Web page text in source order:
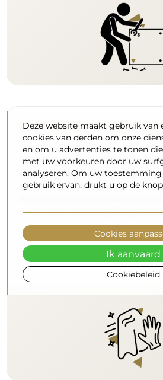
Lees meer tips op onze blog.
Levering aan huis
uw pakket rechtstreeks aan uw deur
meerprijs van € 40,- bieden wij ook
binnenshuisaan, waarmee het
woning wordt geleverd (voor
een diameter van 100 cm). Voor
een kleine assistentie worden
van de deur. Indien u deze service
kiest en betaalt, zal de bezorger het
Deze website maakt gebruik van
cookies van derden om onze
en om u advertenties te tonen
met uw voorkeuren door uw
analyseren. Om uw
gebruik ervan, drukt u op de
Cookiebeleid
Cookies
Ik aanvaard